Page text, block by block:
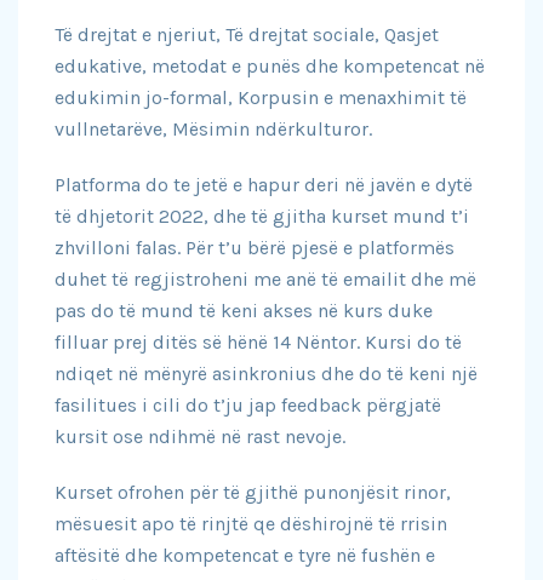
Të drejtat e njeriut, Të drejtat sociale, Qasjet
edukative, metodat e punës dhe kompetencat në
edukimin jo-formal, Korpusin e menaxhimit të
vullnetarëve, Mësimin ndërkulturor.
Platforma do te jetë e hapur deri në javën e dytë
të dhjetorit 2022, dhe të gjitha kurset mund t’i
zhvilloni falas. Për t’u bërë pjesë e platformës
duhet të regjistroheni me anë të emailit dhe më
pas do të mund të keni akses në kurs duke
filluar prej ditës së hënë 14 Nëntor. Kursi do të
ndiqet në mënyrë asinkronius dhe do të keni një
fasilitues i cili do t’ju jap feedback përgjatë
kursit ose ndihmë në rast nevoje.
Kurset ofrohen për të gjithë punonjësit rinor,
mësuesit apo të rinjtë qe dëshirojnë të rrisin
aftësitë dhe kompetencat e tyre në fushën e